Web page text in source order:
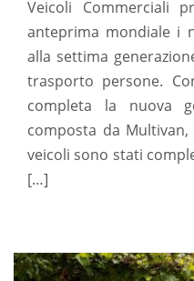
Veicoli Commerciali
anteprima mondiale i
alla settima
trasporto persone.
completa la nuova
composta da
veicoli sono stati
[…]